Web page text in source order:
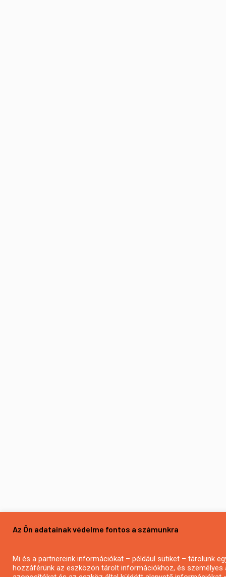
Az Ön adatainak védelme fontos a számunkra
Mi és a partnereink információkat – például sütiket – tárolunk
hozzáférünk az eszközön tárolt információkhoz, és személyes